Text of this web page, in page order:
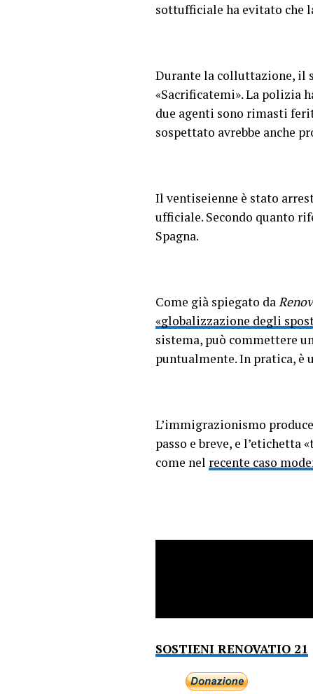
sottufficiale ha evitato che
Durante la colluttazione, il
«Sacrificatemi». La polizia
due agenti sono rimasti
sospettato avrebbe anche
Il ventiseienne è stato
ufficiale. Secondo quanto
Spagna.
Come già spiegato da
«globalizzazione degli
sistema, può commettere
puntualmente. In pratica, è
L’immigrazionismo
passo e breve, e
come nel recente caso
SOSTIENI RENOVATIO 21